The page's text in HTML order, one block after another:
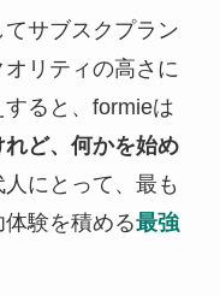
サブスクプラン
リティの高さに
ると、formieは
れど、何かを始め
人にとって、最も
験を積める最強